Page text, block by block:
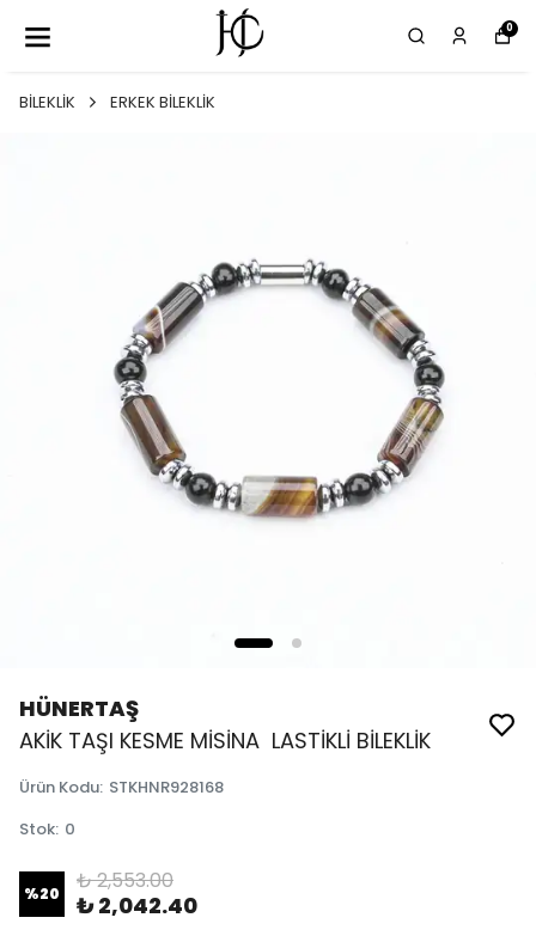
0
BİLEKLİK ERKEK BİLEKLİK
HÜNERTAŞ
AKİK TAŞI KESME MİSİNA LASTİKLİ BİLEKLİK
Ürün Kodu: STKHNR928168
Stok: 0
%20 ₺ 2,553.00
₺ 2,042.40